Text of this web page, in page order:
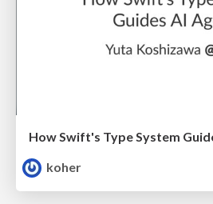
How Swift's Type System
koher